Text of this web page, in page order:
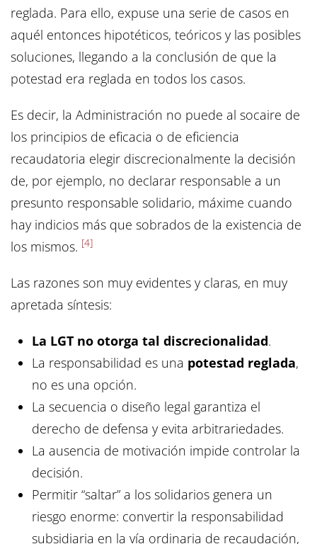
reglada. Para ello, expuse una serie de casos en
aquél entonces hipotéticos, teóricos y las posibles
soluciones, llegando a la conclusión de que la
potestad era reglada en todos los casos.
Es decir, la Administración no puede al socaire de
los principios de eficacia o de eficiencia
recaudatoria elegir discrecionalmente la decisión
de, por ejemplo, no declarar responsable a un
presunto responsable solidario, máxime cuando
hay indicios más que sobrados de la existencia de
los mismos. [4]
Las razones son muy evidentes y claras, en muy
apretada síntesis:
La LGT no otorga tal discrecionalidad.
La responsabilidad es una potestad reglada,
no es una opción.
La secuencia o diseño legal garantiza el
derecho de defensa y evita arbitrariedades.
La ausencia de motivación impide controlar la
decisión.
Permitir “saltar” a los solidarios genera un
riesgo enorme: convertir la responsabilidad
subsidiaria en la vía ordinaria de recaudación,